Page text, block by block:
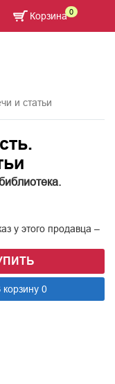
и статьи
у этого продавца –
корзину 0
Корзина 0